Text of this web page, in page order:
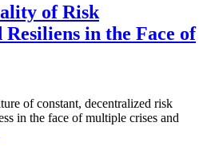
of Risk
in the Face of
of constant, decentralized risk
in the face of multiple crises and